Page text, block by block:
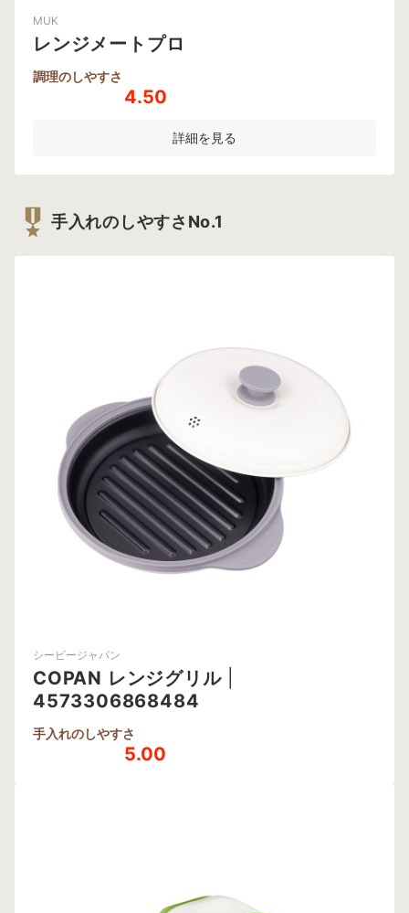
MUK
レンジメートプロ
調理のしやすさ
4.50
詳細を見る
手入れのしやすさNo.1
シービージャパン
COPAN レンジグリル
4573306868484
手入れのしやすさ
5.00